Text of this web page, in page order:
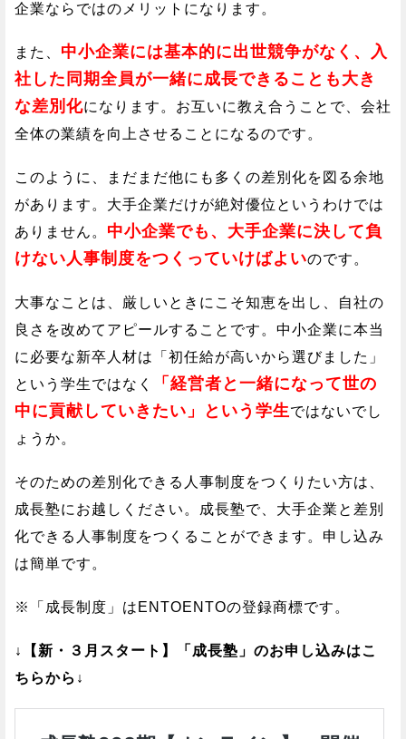
企業ならではのメリットになります。
また、 中小企業には基本的に出世競争がなく、入
社した同期全員が一緒に成長できることも大き
な差別化になります。お互いに教え合うことで、会社
全体の業績を向上させることになるのです。
このように、まだまだ他にも多くの差別化を図る余地
があります。大手企業だけが絶対優位というわけでは
ありません。 中小企業でも、大手企業に決して負
けない人事制度をつくっていけばよいのです。
大事なことは、厳しいときにこそ知恵を出し、自社の
良さを改めてアピールすることです。中小企業に本当
に必要な新卒人材は「初任給が高いから選びました」
という学生ではなく
「経営者と一緒になって世の
中に貢献していきたい」という学生ではないでし
ょうか。
そのための差別化できる人事制度をつくりたい方は、
成長塾にお越しください。成長塾で、大手企業と差別
化できる人事制度をつくることができます。申し込み
は簡単です。
※「成長制度」はENTOENTOの登録商標です。
↓【新・３月スタート】「成長塾」のお申し込みはこ
ちらから↓